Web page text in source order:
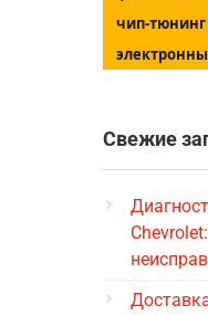
чип-тюнинг
Свежие